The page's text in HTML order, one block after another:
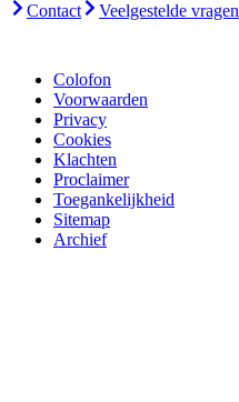
Contact Veelgestelde vragen
Colofon
Voorwaarden
Privacy
Cookies
Klachten
Proclaimer
Toegankelijkheid
Sitemap
Archief